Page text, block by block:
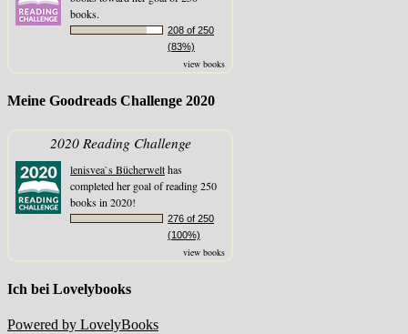
books.
208 of 250
(83%)
view books
Meine Goodreads Challenge 2020
2020 Reading Challenge
lenisvea`s Bücherwelthas
completed her goal of reading 250
books in 2020!
276 of 250
(100%)
view books
Ich bei Lovelybooks
Powered by LovelyBooks